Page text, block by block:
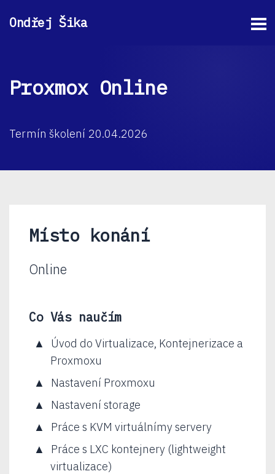
Ondřej Šika
Proxmox Online
Termín školení 20.04.2026
Místo konání
Online
Co Vás naučím
Úvod do Virtualizace, Kontejnerizace a
Proxmoxu
Nastavení Proxmoxu
Nastavení storage
Práce s KVM virtuálnímy servery
Práce s LXC kontejnery (lightweight
virtualizace)